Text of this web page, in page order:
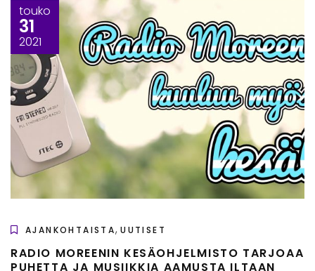
touko
31
2021
AJANKOHTAISTA,UUTISET
RADIO MOREENIN KESÄOHJELMISTO TARJOAA
PUHETTA JA MUSIIKKIA AAMUSTA ILTAAN